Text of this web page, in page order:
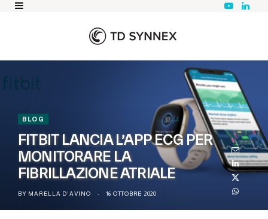
Y
e
L
BLOG
FITBIT LANCIA L’APP ECG PER
MONITORARE LA
FIBRILLAZIONE ATRIALE
BY MARELLA D'AVINO 16 OTTOBRE 2020